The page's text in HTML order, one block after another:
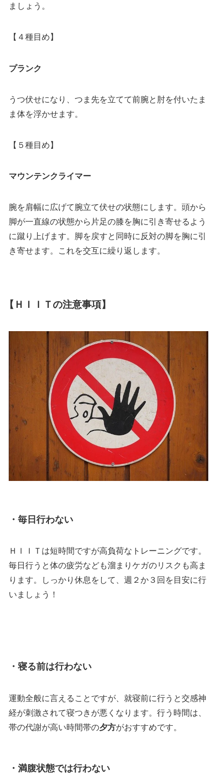
ましょう。
【４種目め】
プランク
うつ伏せになり、つま先を立てて前腕と肘を付いたま
ま体を浮かせます。
【５種目め】
マウンテンクライマー
腕を肩幅に広げて腕立て伏せの状態にします。頭から
脚が一直線の状態から片足の膝を胸に引き寄せるよう
に蹴り上げます。脚を戻すと同時に反対の脚を胸に引
き寄せます。これを交互に繰り返します。
【ＨＩＩＴの注意事項】
・毎日行わない
ＨＩＩＴは短時間ですが高負荷なトレーニングです。
毎日行うと体の疲労なども溜まりケガのリスクも高ま
ります。しっかり休息をして、週２か３回を目安に行
いましょう！
・寝る前は行わない
運動全般に言えることですが、就寝前に行うと交感神
経が刺激されて寝つきが悪くなります。行う時間は、
帯の代謝が高い時間帯の夕方がおすすめです。
・満腹状態では行わない